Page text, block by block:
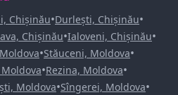
Chișinău•Durlești, Chișinău•
Chișinău•Ialoveni, Chișinău•
•Stăuceni, Moldova•
•Rezina, Moldova•
Moldova•Sîngerei, Moldova•